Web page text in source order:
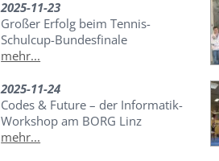
2025-11-23
Großer Erfolg beim Tennis-
Schulcup-Bundesfinale
mehr...
2025-11-24
Codes & Future – der Informatik-
Workshop am BORG Linz
mehr...